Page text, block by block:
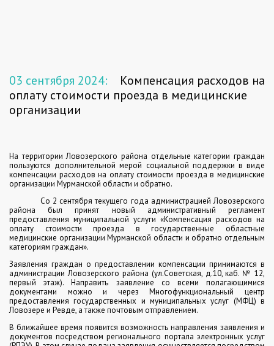
03 сентября 2024:
Компенсация расходов на
оплату стоимости проезда в медицинские
организации
На территории Ловозерского района отдельные категории граждан
пользуются дополнительной мерой социальной поддержки в виде
компенсации расходов на оплату стоимости проезда в медицинские
организации Мурманской области и обратно.
Со 2 сентября текущего года администрацией Ловозерского
района был принят новый административный регламент
предоставления муниципальной услуги «Компенсация расходов на
оплату стоимости проезда в государственные областные
медицинские организации Мурманской области и обратно отдельным
категориям граждан».
Заявления граждан о предоставлении компенсации принимаются в
администрации Ловозерского района (ул.Советская, д.10, каб. № 12,
первый этаж). Направить заявление со всеми полагающимися
документами можно и через Многофункциональный центр
предоставления государственных и муниципальных услуг (МФЦ) в
Ловозере и Ревде, а также почтовым отправлением.
В ближайшее время появится возможность направления заявления и
документовпосредством регионального портала электронных услуг